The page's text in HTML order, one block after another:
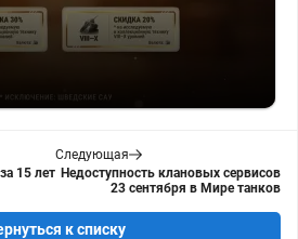
15 лет
Следующая
Недоступность клановых сервисов
23 сентября в Мире танков
к списку